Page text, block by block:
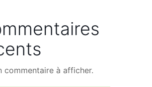
commentaire à afficher.